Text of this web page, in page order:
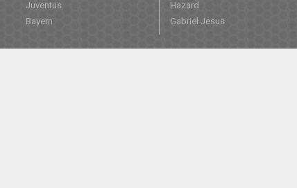
Juventus
Bayern
Hazard
Gabriel Jesus